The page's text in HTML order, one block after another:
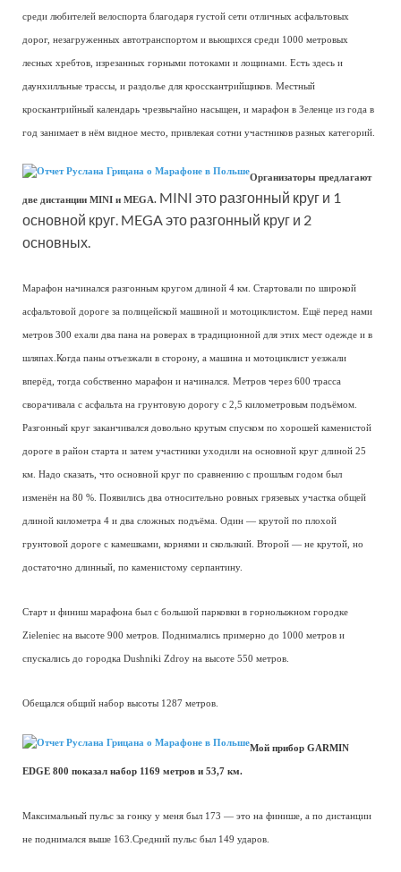
среди любителей велоспорта благодаря густой сети отличных асфальтовых
дорог, незагруженных автотранспортом и вьющихся среди 1000 метровых
лесных хребтов, изрезанных горными потоками и лощинами. Есть здесь и
даунхилльные трассы, и раздолье для кросскантрийщиков. Местный
кроскантрийный календарь чрезвычайно насыщен, и марафон в Зеленце из года в
год занимает в нём видное место, привлекая сотни участников разных категорий.
Организаторы предлагают
две дистанции MINI и MEGA. MINI это разгонный круг и 1
основной круг. MEGA это разгонный круг и 2
основных.
Марафон начинался разгонным кругом длиной 4 км. Стартовали по широкой
асфальтовой дороге за полицейской машиной и мотоциклистом. Ещё перед нами
метров 300 ехали два пана на роверах в традиционной для этих мест одежде и в
шляпах.Когда паны отъезжали в сторону, а машина и мотоциклист уезжали
вперёд, тогда собственно марафон и начинался. Метров через 600 трасса
сворачивала с асфальта на грунтовую дорогу с 2,5 километровым подъёмом.
Разгонный круг заканчивался довольно крутым спуском по хорошей каменистой
дороге в район старта и затем участники уходили на основной круг длиной 25
км. Надо сказать, что основной круг по сравнению с прошлым годом был
изменён на 80 %. Появились два относительно ровных грязевых участка общей
длиной километра 4 и два сложных подъёма. Один — крутой по плохой
грунтовой дороге с камешками, корнями и скользкий. Второй — не крутой, но
достаточно длинный, по каменистому серпантину.
Старт и финиш марафона был с большой парковки в горнолыжном городке
Zieleniec на высоте 900 метров. Поднимались примерно до 1000 метров и
спускались до городка Dushniki Zdroy на высоте 550 метров.
Обещался общий набор высоты 1287 метров.
Мой прибор GARMIN
EDGE 800 показал набор 1169 метров и 53,7 км.
Максимальный пульс за гонку у меня был 173 — это на финише, а по дистанции
не поднимался выше 163.Средний пульс был 149 ударов.